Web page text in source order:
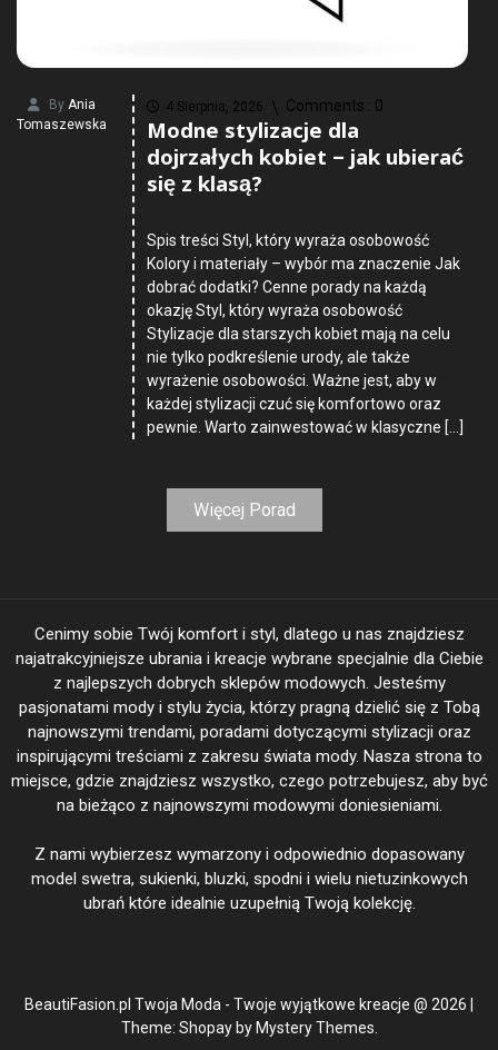
By Ania
Tomaszewska
4 Sierpnia, 2026 Comments : 0
Modne stylizacje dla
dojrzałych kobiet – jak ubierać
się z klasą?
Spis treści Styl, który wyraża osobowość
Kolory i materiały – wybór ma znaczenie Jak
dobrać dodatki? Cenne porady na każdą
okazję Styl, który wyraża osobowość
Stylizacje dla starszych kobiet mają na celu
nie tylko podkreślenie urody, ale także
wyrażenie osobowości. Ważne jest, aby w
każdej stylizacji czuć się komfortowo oraz
pewnie. Warto zainwestować w klasyczne […]
Więcej Porad
Cenimy sobie Twój komfort i styl, dlatego u nas znajdziesz
najatrakcyjniejsze ubrania i kreacje wybrane specjalnie dla Ciebie
z najlepszych dobrych sklepów modowych. Jesteśmy
pasjonatami mody i stylu życia, którzy pragną dzielić się z Tobą
najnowszymi trendami, poradami dotyczącymi stylizacji oraz
inspirującymi treściami z zakresu świata mody. Nasza strona to
miejsce, gdzie znajdziesz wszystko, czego potrzebujesz, aby być
na bieżąco z najnowszymi modowymi doniesieniami.
Z nami wybierzesz wymarzony i odpowiednio dopasowany
model swetra, sukienki, bluzki, spodni i wielu nietuzinkowych
ubrań które idealnie uzupełnią Twoją kolekcję.
BeautiFasion.pl Twoja Moda - Twoje wyjątkowe kreacje @ 2026
Theme: Shopay by Mystery Themes